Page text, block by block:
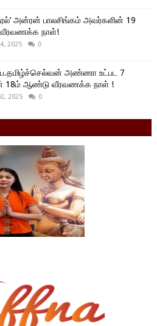
அன்ரன் பாலசிங்கம் அவர்களின் 19
நாள்!
2025 0
சு.ப.தமிழ்ச்செல்வன் அண்ணா உட்பட 7
18ம் ஆண்டு வீரவணக்க நாள் !
2025 0